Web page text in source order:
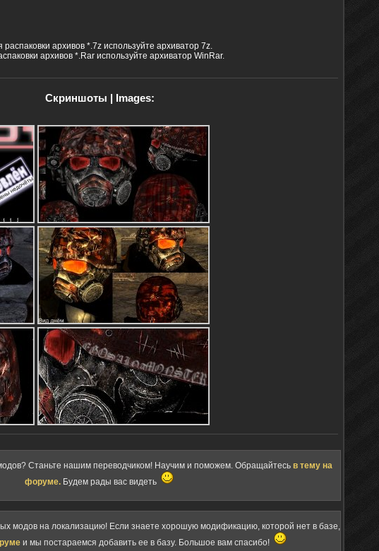
распаковки архивов *.7z используйте архиватор 7z.
архивов *.Rar используйте архиватор WinRar.
Скриншоты | Images:
Станьте нашим переводчиком! Научим и поможем. Обращайтесь в тему на
форуме. Будем рады вас видеть
модов на локализацию! Если знаете хорошую модификацию, которой нет в базе,
и мы постараемся добавить ее в базу. Большое вам спасибо!